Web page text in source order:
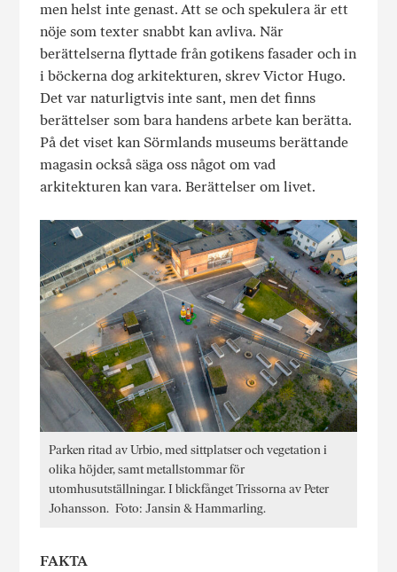
men helst inte genast. Att se och spekulera är ett
nöje som texter snabbt kan avliva. När
berättelserna flyttade från gotikens fasader och in
i böckerna dog arkitekturen, skrev Victor Hugo.
Det var naturligtvis inte sant, men det finns
berättelser som bara handens arbete kan berätta.
På det viset kan Sörmlands museums berättande
magasin också säga oss något om vad
arkitekturen kan vara. Berättelser om livet.
Parken ritad av Urbio, med sittplatser och vegetation i
olika höjder, samt metallstommar för
utomhusutställningar. I blickfånget Trissorna av Peter
Johansson. Foto: Jansin & Hammarling.
FAKTA